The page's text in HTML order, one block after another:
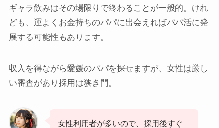
ギャラ飲みはその場限りで終わることが一般的。けれ
ども、運よくお金持ちのパパに出会えればパパ活に発
展する可能性もあります。
収入を得ながら愛媛のパパを探せますが、女性は厳し
い審査があり採用は狭き門。
女性利用者が多いので、採用後すぐ